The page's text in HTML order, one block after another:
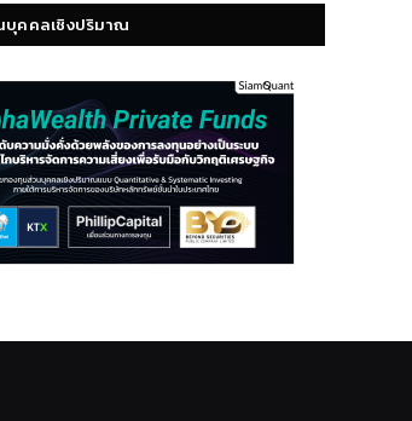
คคลเชิงปริมาณ